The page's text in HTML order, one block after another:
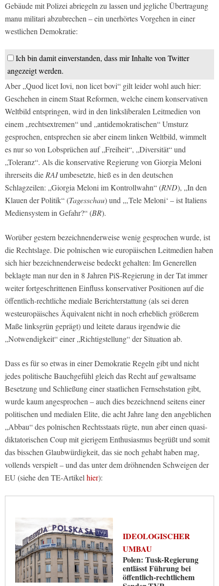
Gebäude mit Polizei abriegeln zu lassen und jegliche Übertragung
manu militari abzubrechen – ein unerhörtes Vorgehen in einer
westlichen Demokratie:
Ich bin damit einverstanden, dass mir Inhalte von Twitter
angezeigt werden.
Aber „Quod licet Iovi, non licet bovi“ gilt leider wohl auch hier:
Geschehen in einem Staat Reformen, welche einem konservativen
Weltbild entspringen, wird in den linksliberalen Leitmedien von
einem „rechtsextremen“ und „antidemokratischen“ Umsturz
gesprochen, entsprechen sie aber einem linken Weltbild, wimmelt
es nur so von Lobsprüchen auf „Freiheit“, „Diversität“ und
„Toleranz“. Als die konservative Regierung von Giorgia Meloni
ihrerseits die RAIumbesetzte, hieß es in den deutschen
Schlagzeilen: „Giorgia Meloni im Kontrollwahn“ (RND), „In den
Klauen der Politik“ (Tagesschau) und „‚Tele Meloni‘ – ist Italiens
Mediensystem in Gefahr?“ (BR).
Worüber gestern bezeichnenderweise wenig gesprochen wurde, ist
die Rechtslage. Die polnischen wie europäischen Leitmedien haben
sich hier bezeichnenderweise bedeckt gehalten: Im Generellen
beklagte man nur den in 8 Jahren PiS-Regierung in der Tat immer
weiter fortgeschrittenen Einfluss konservativer Positionen auf die
öffentlich-rechtliche mediale Berichterstattung (als sei deren
westeuropäisches Äquivalent nicht in noch erheblich größerem
Maße linksgrün geprägt) und leitete daraus irgendwie die
„Notwendigkeit“ einer „Richtigstellung“ der Situation ab.
Dass es für so etwas in einer Demokratie Regeln gibt und nicht
jedes politische Bauchgefühl gleich das Recht auf gewaltsame
Besetzung und Schließung einer staatlichen Fernsehstation gibt,
wurde kaum angesprochen – auch dies bezeichnend seitens einer
politischen und medialen Elite, die acht Jahre lang den angeblichen
„Abbau“ des polnischen Rechtsstaats rügte, nun aber einen quasi-
diktatorischen Coup mit gierigem Enthusiasmus begrüßt und somit
das bisschen Glaubwürdigkeit, das sie noch gehabt haben mag,
vollends verspielt – und das unter dem dröhnenden Schweigen der
EU (siehe den TE-Artikel hier):
IDEOLOGISCHER
UMBAU
Polen: Tusk-Regierung
entlässt Führung bei
öffentlich-rechtlichem